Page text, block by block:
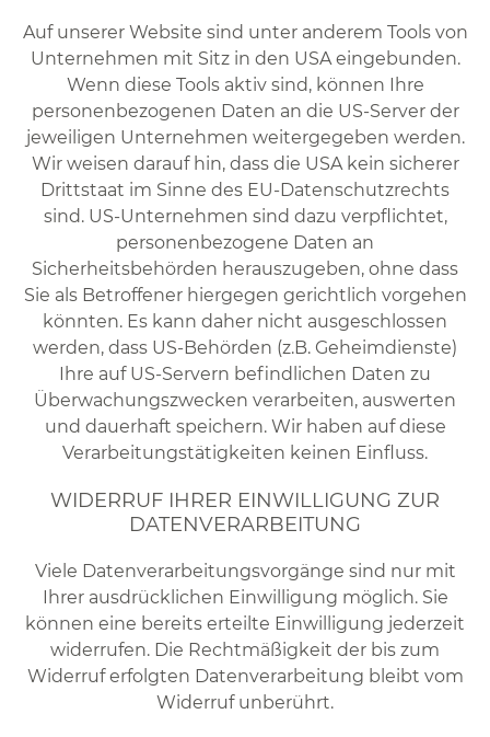
Auf unserer Website sind unter anderem Tools von
Unternehmen mit Sitz in den USA eingebunden.
Wenn diese Tools aktiv sind, können Ihre
personenbezogenen Daten an die US-Server der
jeweiligen Unternehmen weitergegeben werden.
Wir weisen darauf hin, dass die USA kein sicherer
Drittstaat im Sinne des EU-Datenschutzrechts
sind. US-Unternehmen sind dazu verpflichtet,
personenbezogene Daten an
Sicherheitsbehörden herauszugeben, ohne dass
Sie als Betroffener hiergegen gerichtlich vorgehen
könnten. Es kann daher nicht ausgeschlossen
werden, dass US-Behörden (z.B. Geheimdienste)
Ihre auf US-Servern befindlichen Daten zu
Überwachungszwecken verarbeiten, auswerten
und dauerhaft speichern. Wir haben auf diese
Verarbeitungstätigkeiten keinen Einfluss.
WIDERRUF IHRER EINWILLIGUNG ZUR
DATENVERARBEITUNG
Viele Datenverarbeitungsvorgänge sind nur mit
Ihrer ausdrücklichen Einwilligung möglich. Sie
können eine bereits erteilte Einwilligung jederzeit
widerrufen. Die Rechtmäßigkeit der bis zum
Widerruf erfolgten Datenverarbeitung bleibt vom
Widerruf unberührt.